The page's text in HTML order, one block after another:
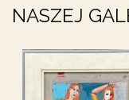
NASZEJ